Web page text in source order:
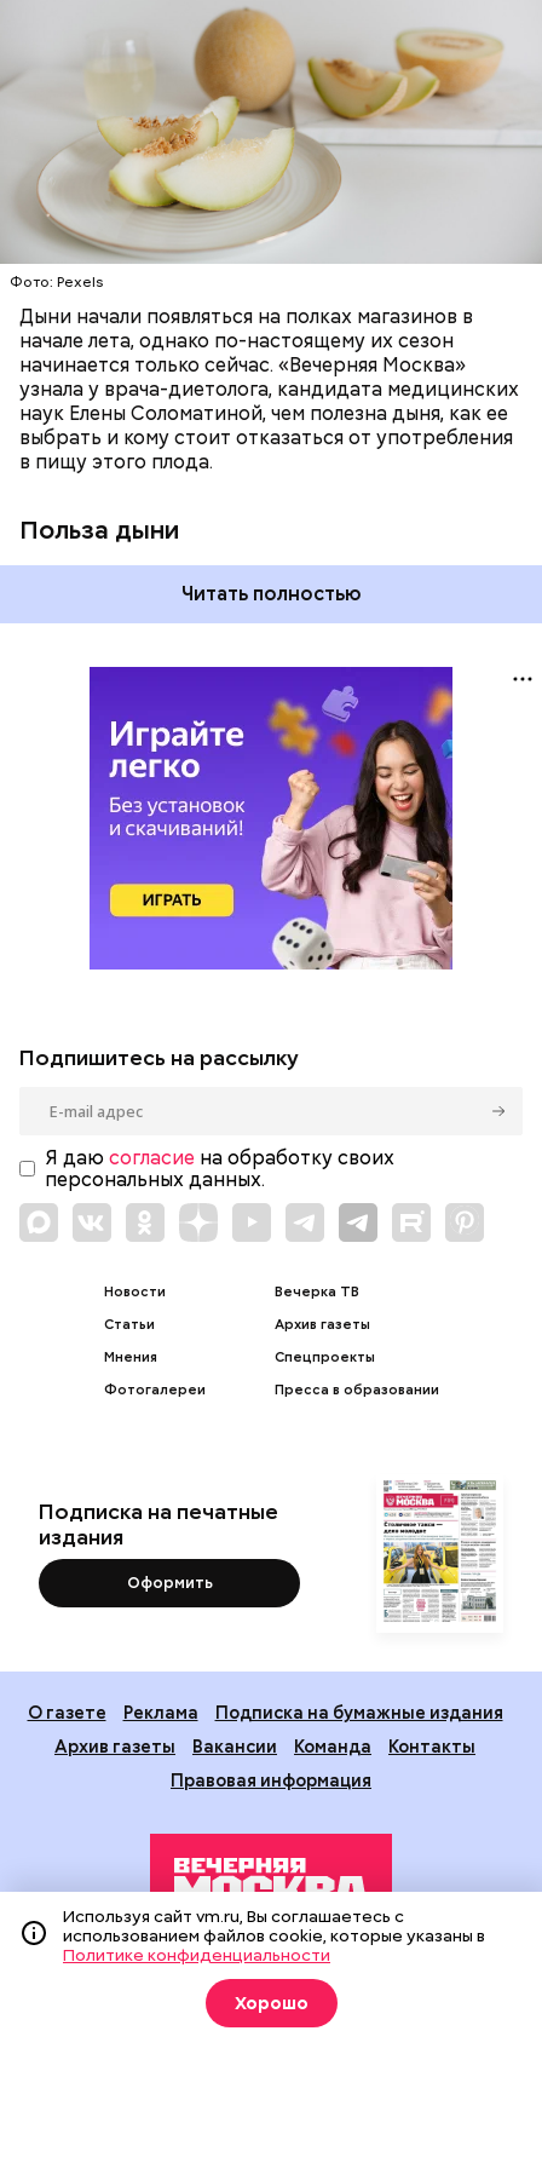
Фото: Pexels
Дыни начали появляться на полках магазинов в
начале лета, однако по-настоящему их сезон
начинается только сейчас. «Вечерняя Москва»
узнала у врача-диетолога, кандидата медицинских
наук Елены Соломатиной, чем полезна дыня, как ее
выбрать и кому стоит отказаться от употребления
в пищу этого плода.
Польза дыни
Дыня содержит много структурированной
жидкости, поэтому организму не нужно тратить
много энергии, чтобы ее усвоить, рассказала
доктор. Кроме того, этот плод богат витаминами и
минералами. Так, в дыне содержатся:
бета-каротин (провитамин А) — отвечает за
поддержание иммунитета, зрения и
необходим для обновления кожи. Дыня
«делает пилинг изнутри», обновляет
слизистые оболочки органов. А еще именно
бета-каротин обеспечивает дыне желтый
лютеин и зеаксантин — эти каротиноиды
отлично поддерживают наше зрение;
калий — оказывает мочегонное действие,
поддерживает сердечно-сосудистую
систему и предотвращает скачки давления;
магний — помогает калию и не дает сосудам
спазмироваться.
Читать полностью
ЗДОРОВЬЕ
ПРАВИЛЬНОЕ ПИТАНИЕ
ОВОЩИ
ЛЕТО ФРУКТЫ
Подпишитесь на рассылку
Я даю согласие на обработку своих
персональных данных.
Новости
Статьи
Мнения
Фотогалереи
Вечерка ТВ
Архив газеты
Спецпроекты
Пресса в образовании
Подписка на печатные
издания
Оформить
О газете Реклама
Подписка на бумажные издания
Архив газеты
Вакансии Команда
Контакты
Правовая информация
Издание создано при финансовой поддержке Департамента
средств массовой информации и рекламы города Москвы.
На сайте применяются рекомендательные технологии
(информационные технологии предоставления информации
Используя сайт vm.ru, Вы соглашаетесь с
использованием файлов cookie, которые указаны в
Политике конфиденциальности
Хорошо